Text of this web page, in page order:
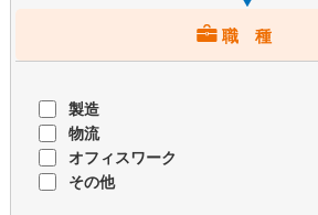
職 種
製造
物流
オフィスワーク
その他